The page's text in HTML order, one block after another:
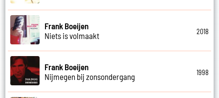
Frank Boeijen
Niets is volmaakt
2018
Frank Boeijen
Nijmegen bij zonsondergang
1998